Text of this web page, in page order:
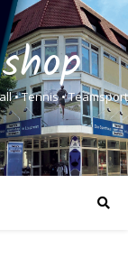
• Tennis • Teamsport